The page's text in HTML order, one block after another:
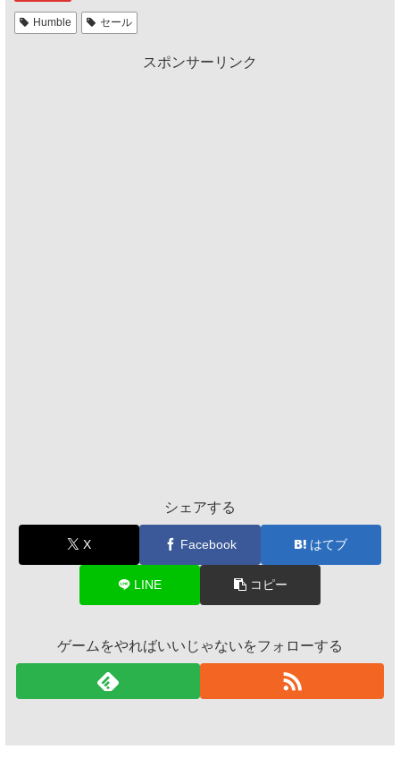
Humble セール
スポンサーリンク
シェアする
X Facebook はてブ
LINE コピー
ゲームをやればいいじゃないをフォローする